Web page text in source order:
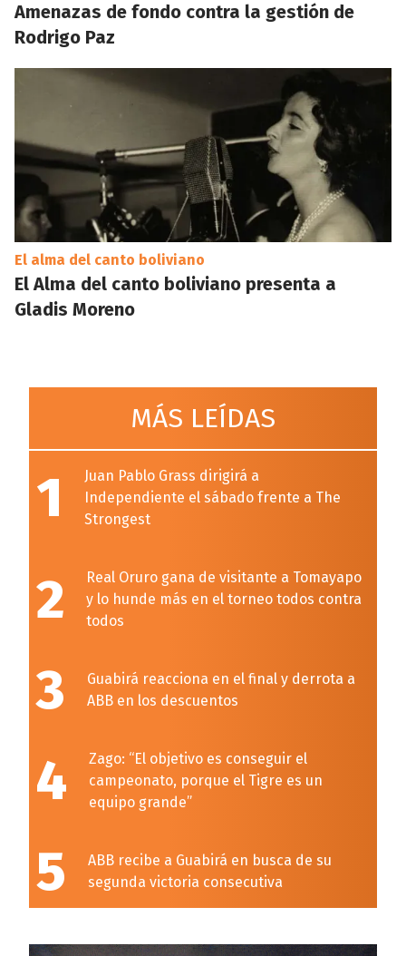
Amenazas de fondo contra la gestión de
Rodrigo Paz
El alma del canto boliviano
El Alma del canto boliviano presenta a
Gladis Moreno
MÁS LEÍDAS
1
Juan Pablo Grass dirigirá a
Independiente el sábado frente a The
Strongest
2
Real Oruro gana de visitante a Tomayapo
y lo hunde más en el torneo todos contra
todos
3
Guabirá reacciona en el final y derrota a
ABB en los descuentos
4
Zago: “El objetivo es conseguir el
campeonato, porque el Tigre es un
equipo grande”
5
ABB recibe a Guabirá en busca de su
segunda victoria consecutiva